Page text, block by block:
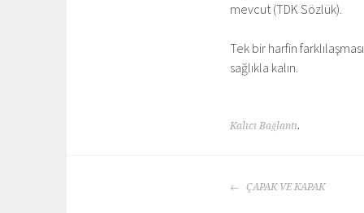
mevcut (TDK Sözlük).
Tek bir harfin
sağlıkla kalın.
Kalıcı Bağlantı.
YAZI
ÇAPAK VE KAPAK